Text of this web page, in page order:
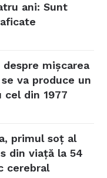
ani: Sunt
despre mișcarea
va produce un
cel din 1977
primul soț al
din viață la 54
cerebral